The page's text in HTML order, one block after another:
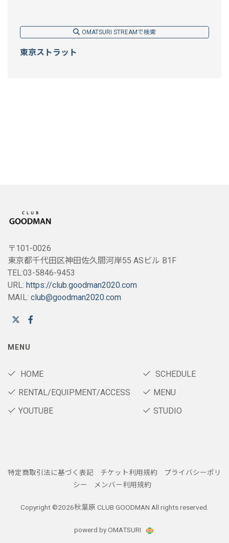
OMATSURI STREAMで検索
東京ストラット
〒101-0026
東京都千代田区神田佐久間河岸55 ASビル B1F
TEL:03-5846-9453
URL: https://club.goodman2020.com
MAIL: club@goodman2020.com
MENU
HOME
SCHEDULE
RENTAL/EQUIPMENT/ACCESS
MENU
YOUTUBE
STUDIO
特定商取引法に基づく表記 チケット利用規約
プライバシーポリ
シー
メンバー利用規約
Copyright ©2026秋葉原 CLUB GOODMAN All rights reserved.
powerd by OMATSURI